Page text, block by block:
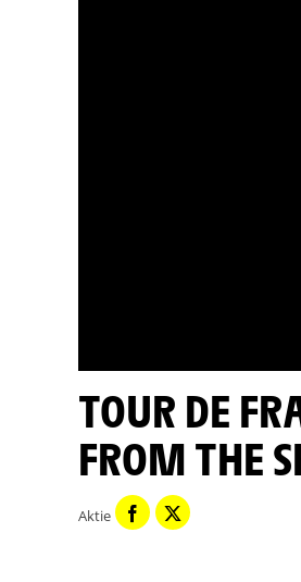
TOUR DE FRANCE 2020 - ÉTAPE 7 VUE DU CIEL / STAGE 7
FROM THE
Aktie